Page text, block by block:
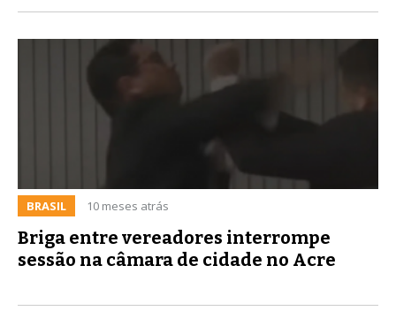
BRASIL 10 meses atrás
Briga entre vereadores interrompe
sessão na câmara de cidade no Acre